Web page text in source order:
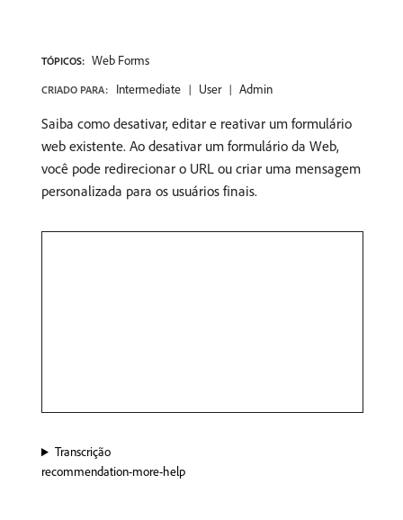
TÓPICOS: Web Forms
CRIADO PARA: Intermediate User Admin
Saiba como desativar, editar e reativar um formulário
web existente. Ao desativar um formulário da Web,
você pode redirecionar o URL ou criar uma mensagem
personalizada para os usuários finais.
Transcrição
recommendation-more-help